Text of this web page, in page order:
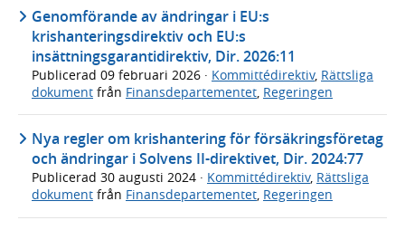
Genomförande av ändringar i EU:s
krishanteringsdirektiv och EU:s
insättningsgarantidirektiv, Dir. 2026:11
Publicerad 09 februari 2026 · Kommittédirektiv, Rättsliga
dokument från Finansdepartementet Regeringen
Nya regler om krishantering för försäkringsföretag
och ändringar i Solvens II-direktivet, Dir. 2024:77
Publicerad 30 augusti 2024 · Kommittédirektiv, Rättsliga
dokument från Finansdepartementet, Regeringen